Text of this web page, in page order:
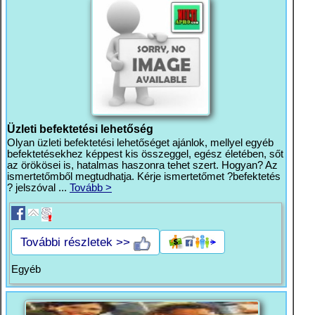
Üzleti befektetési lehetőség
Olyan üzleti befektetési lehetőséget ajánlok, mellyel egyéb
befektetésekhez képpest kis összeggel, egész életében, sőt
az örökösei is, hatalmas haszonra tehet szert. Hogyan? Az
ismertetőmből megtudhatja. Kérje ismertetőmet ?befektetés
? jelszóval ... Tovább >
További részletek >>
Egyéb